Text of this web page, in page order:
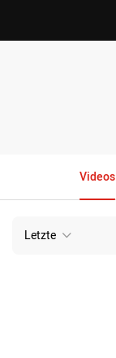
Videos
Letzte